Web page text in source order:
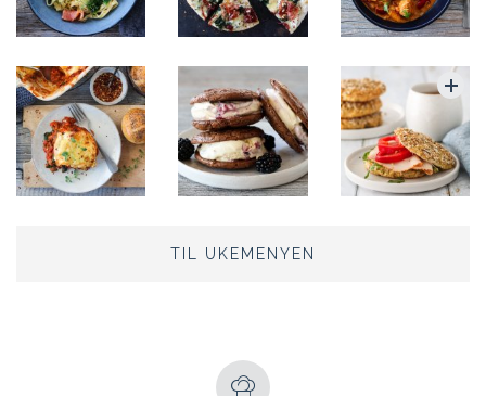
TIL UKEMENYEN